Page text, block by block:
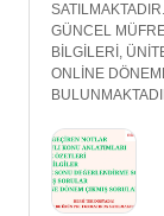
GÜNCEL
BİLGİLERİ,
ONLİNE